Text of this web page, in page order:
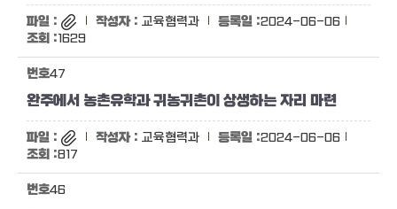
교육협력과
2024-06-06
1629
47
완주에서 농촌유학과 귀농귀촌이 상생하는 자리 마련
교육협력과
2024-06-06
817
46